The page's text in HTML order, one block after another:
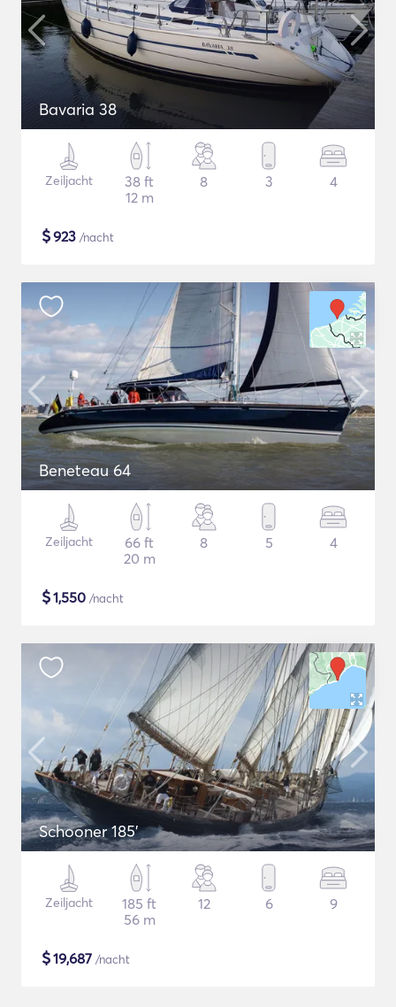
Bavaria 38
Zeiljacht
38 ft
12 m
8 3 4
$923 /nacht
Beneteau 64
Zeiljacht
66 ft
20 m
8 5 4
$1,550 /nacht
Schooner 185'
Zeiljacht
185 ft
56 m
12 6 9
$19,687 /nacht